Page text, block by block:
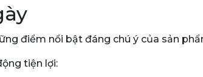
điểm nổi bật đáng chú ý của sản
tiện lợi: